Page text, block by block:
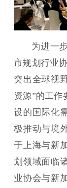
为进一
市规划行业
突出全球视
资源”的工作
设的国际化
极推动与境
于上海与新
划领域面临
业协会与新